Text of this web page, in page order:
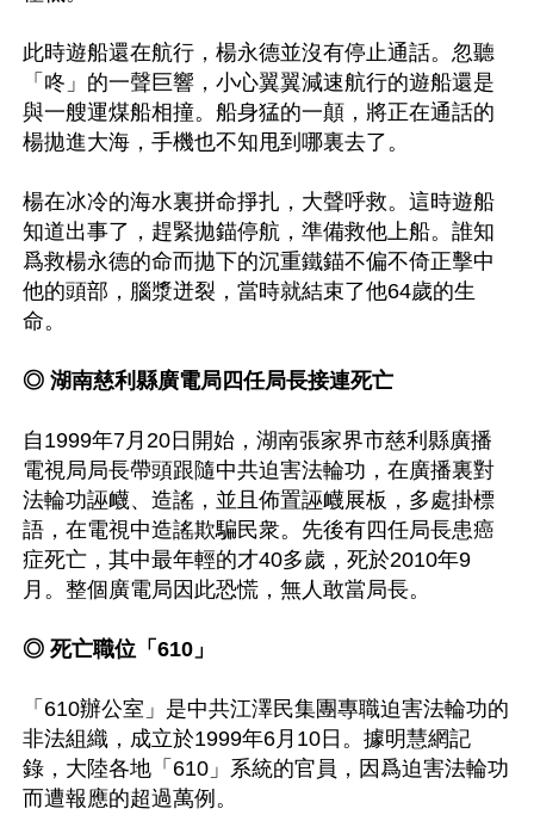
此時遊船還在航行，楊永德並沒有停止通話。忽聽
「咚」的一聲巨響，小心翼翼減速航行的遊船還是
與一艘運煤船相撞。船身猛的一顛，將正在通話的
楊拋進大海，手機也不知甩到哪裏去了。
楊在冰冷的海水裏拼命掙扎，大聲呼救。這時遊船
知道出事了，趕緊拋錨停航，準備救他上船。誰知
爲救楊永德的命而拋下的沉重鐵錨不偏不倚正擊中
他的頭部，腦漿迸裂，當時就結束了他64歲的生
命。
◎ 湖南慈利縣廣電局四任局長接連死亡
自1999年7月20日開始，湖南張家界市慈利縣廣播
電視局局長帶頭跟隨中共迫害法輪功，在廣播裏對
法輪功誣衊、造謠，並且佈置誣衊展板，多處掛標
語，在電視中造謠欺騙民衆。先後有四任局長患癌
症死亡，其中最年輕的才40多歲，死於2010年9
月。整個廣電局因此恐慌，無人敢當局長。
◎ 死亡職位「610」
「610辦公室」是中共江澤民集團專職迫害法輪功的
非法組織，成立於1999年6月10日。據明慧網記
錄，大陸各地「610」系統的官員，因爲迫害法輪功
而遭報應的超過萬例。